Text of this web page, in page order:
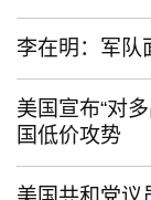
李在明：军队
美国宣布“对
国低价攻势